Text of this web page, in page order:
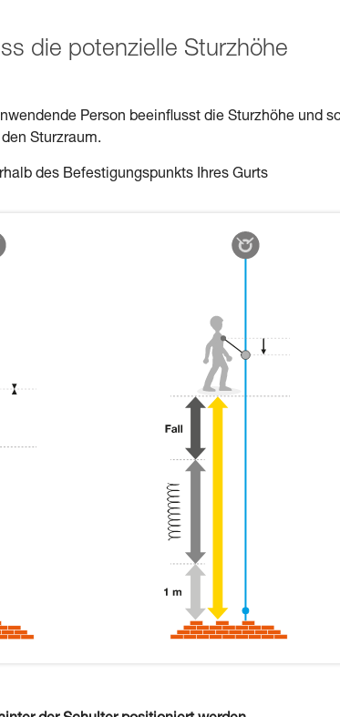
die potenzielle Sturzhöhe
Person beeinflusst die Sturzhöhe und
Sturzraum.
des Befestigungspunkts Ihres Gurts